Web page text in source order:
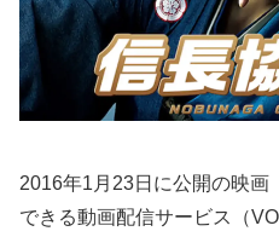
2016年1月23日に公開の映画
できる動画配信サービス（